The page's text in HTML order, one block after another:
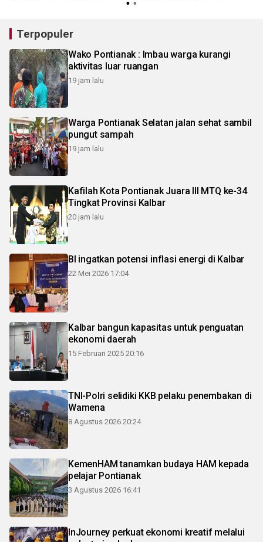
Terpopuler
Wako Pontianak : Imbau warga kurangi
aktivitas luar ruangan
19 jam lalu
Warga Pontianak Selatan jalan sehat sambil
pungut sampah
19 jam lalu
Kafilah Kota Pontianak Juara III MTQ ke-34
Tingkat Provinsi Kalbar
20 jam lalu
BI ingatkan potensi inflasi energi di Kalbar
22 Mei 2026 17:04
Kalbar bangun kapasitas untuk penguatan
ekonomi daerah
15 Februari 2025 20:16
TNI-Polri selidiki KKB pelaku penembakan di
Wamena
8 Agustus 2026 20:24
KemenHAM tanamkan budaya HAM kepada
pelajar Pontianak
3 Agustus 2026 16:41
InJourney perkuat ekonomi kreatif melalui